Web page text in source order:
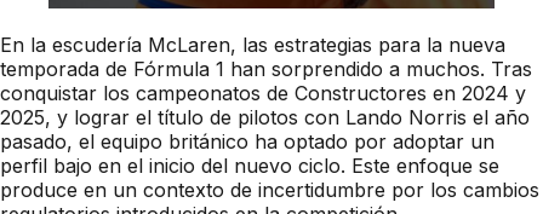
En la escudería McLaren, las estrategias para la nueva
temporada de Fórmula 1 han sorprendido a muchos. Tras
conquistar los campeonatos de Constructores en 2024 y
2025, y lograr el título de pilotos con Lando Norris el año
pasado, el equipo británico ha optado por adoptar un
perfil bajo en el inicio del nuevo ciclo. Este enfoque se
produce en un contexto de incertidumbre por los cambios